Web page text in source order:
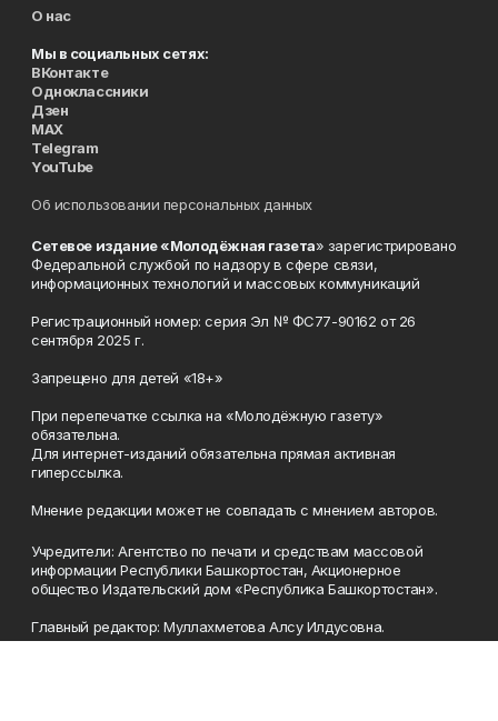
О нас
Мы в социальных сетях:
ВКонтакте
Одноклассники
Дзен
MAX
Telegram
YouTube
Об использовании персональных данных
Сетевое издание «Молодёжная газета» зарегистрировано
Федеральной службой по надзору в сфере связи,
информационных технологий и массовых коммуникаций
Регистрационный номер: серия Эл № ФС77-90162 от 26
сентября 2025 г.
Запрещено для детей «18+»
При перепечатке ссылка на «Молодёжную газету»
обязательна.
Для интернет-изданий обязательна прямая активная
гиперссылка.
Мнение редакции может не совпадать с мнением авторов.
Учредители: Агентство по печати и средствам массовой
информации Республики Башкортостан, Акционерное
общество Издательский дом «Республика Башкортостан».
Главный редактор: Муллахметова Алсу Илдусовна.